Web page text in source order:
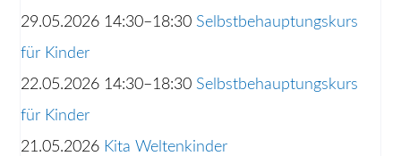
29.05.2026 14:30–18:30 Selbstbehauptungskurs
für Kinder
22.05.2026 14:30–18:30 Selbstbehauptungskurs
für Kinder
21.05.2026 Kita Weltenkinder